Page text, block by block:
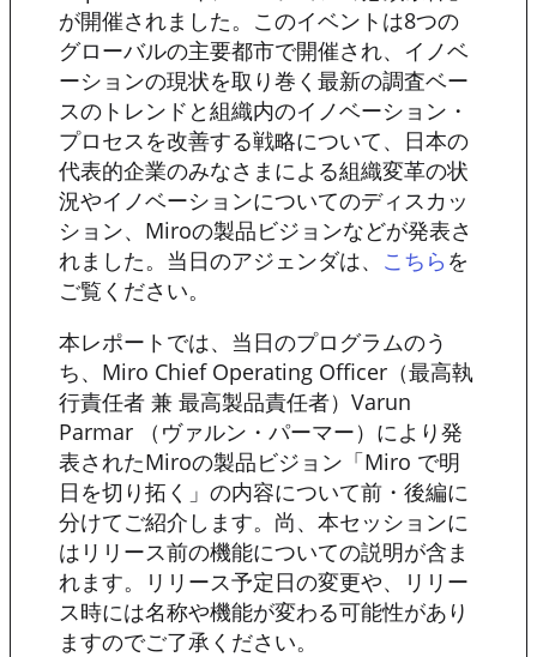
が開催されました。このイベントは8つの
グローバルの主要都市で開催され、イノベ
ーションの現状を取り巻く最新の調査ベー
スのトレンドと組織内のイノベーション・
プロセスを改善する戦略について、日本の
代表的企業のみなさまによる組織変革の状
況やイノベーションについてのディスカッ
ション、Miroの製品ビジョンなどが発表さ
れました。当日のアジェンダは、
こちら を
ご覧ください。
本レポートでは、当日のプログラムのう
ち、Miro Chief Operating Officer（最高執
行責任者 兼 最高製品責任者）Varun
Parmar （ヴァルン・パーマー）により発
表されたMiroの製品ビジョン「Miro で明
日を切り拓く」の内容について前・後編に
分けてご紹介します。尚、本セッションに
はリリース前の機能についての説明が含ま
れます。リリース予定日の変更や、リリー
ス時には名称や機能が変わる可能性があり
ますのでご了承ください。